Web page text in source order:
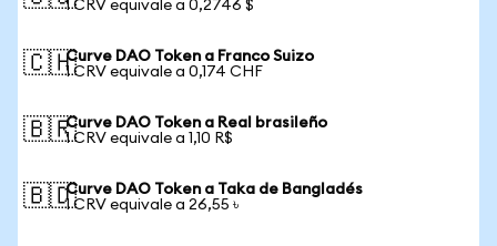
1 CRV equivale a 0,2746 $
🇨🇭Curve DAO Token a Franco Suizo
1 CRV equivale a 0,174 CHF
🇧🇷Curve DAO Token a Real brasileño
1 CRV equivale a 1,10 R$
🇧🇩Curve DAO Token a Taka de Bangladés
1 CRV equivale a 26,55 ৳